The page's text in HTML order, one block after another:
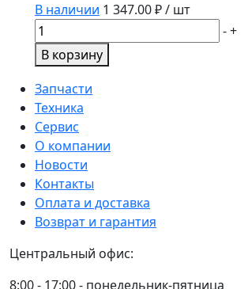
В наличии 1 347.00₽ / шт
Количество
товара
Фильтр
масляный
P553771
Donaldson
-+
В корзину
Запчасти
Техника
Сервис
О компании
Новости
Контакты
Оплата и доставка
Возврат и гарантия
Центральный офис:
8:00 - 17:00 - понедельник-пятница